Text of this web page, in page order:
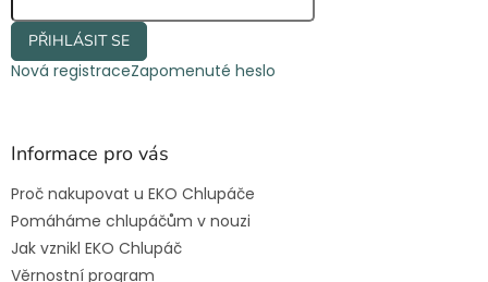
PŘIHLÁSIT SE
Nová registraceZapomenuté heslo
Informace pro vás
Proč nakupovat u EKO Chlupáče
Pomáháme chlupáčům v nouzi
Jak vznikl EKO Chlupáč
Věrnostní program